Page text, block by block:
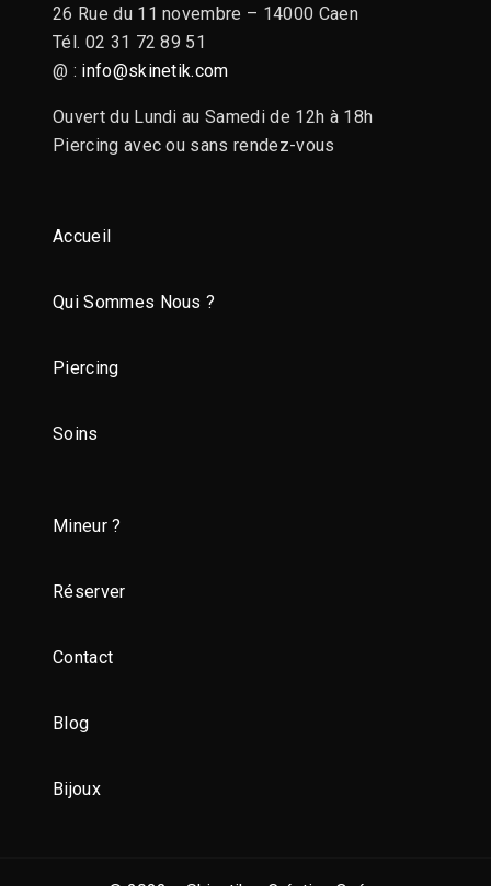
26 Rue du 11 novembre – 14000 Caen
Tél. 02 31 72 89 51
@ : info@skinetik.com
Ouvert du Lundi au Samedi de 12h à 18h
Piercing avec ou sans rendez-vous
Accueil
Qui Sommes Nous ?
Piercing
Soins
Mineur ?
Réserver
Contact
Blog
Bijoux